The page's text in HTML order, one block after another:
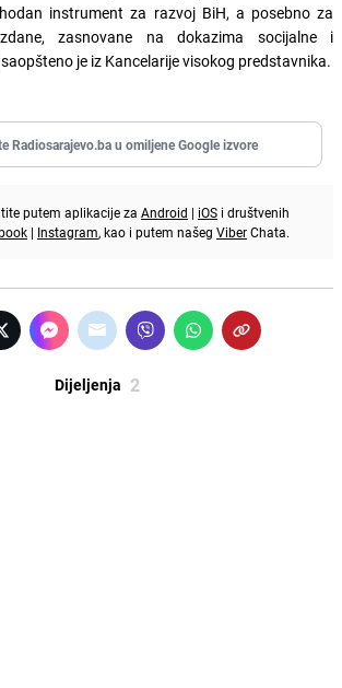
instrument za razvoj BiH, a posebno za
zasnovane na dokazima socijalne i
je iz Kancelarije visokog predstavnika.
Radiosarajevo.ba u omiljene Google izvore
putem aplikacije za Android | iOS i društvenih
| Instagram, kao i putem našeg ViberChata.
Dijeljenja 2